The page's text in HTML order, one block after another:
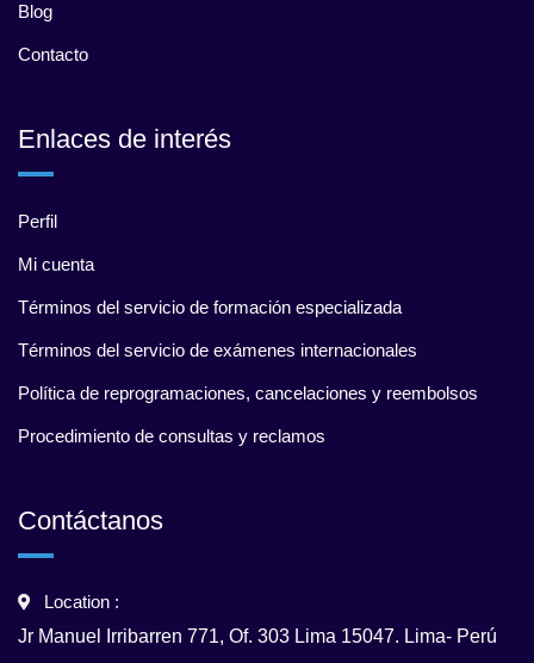
Blog
Contacto
Enlaces de interés
Perfil
Mi cuenta
Términos del servicio de formación especializada
Términos del servicio de exámenes internacionales
Política de reprogramaciones, cancelaciones y reembolsos
Procedimiento de consultas y reclamos
Contáctanos
Location :
Jr Manuel Irribarren 771, Of. 303 Lima 15047. Lima- Perú